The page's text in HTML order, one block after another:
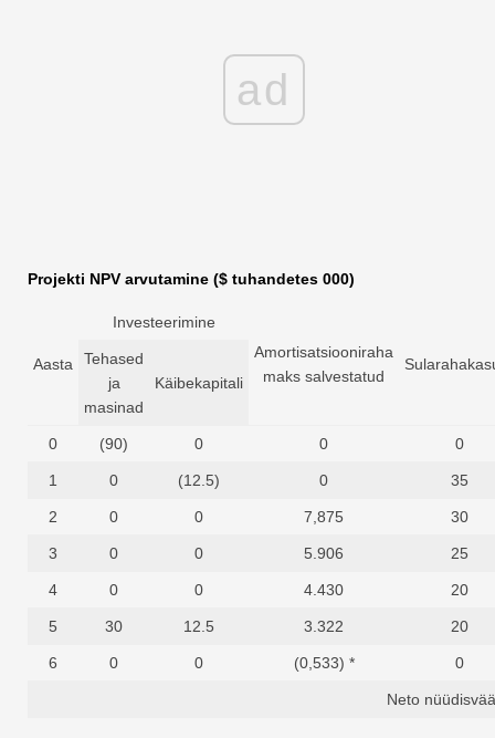
ad
Projekti NPV arvutamine ($ tuhandetes 000)
Aasta
Investeerimine
Amortisatsiooniraha
maks salvestatud
Tehased
ja
masinad
Käibekapitali
0 (90) 0 0 0
1 0 (12.5) 0 35
2 0 0 7,875 30
3 0 0 5.906 25
4 0 0 4.430 20
5 30 12.5 3.322 20
6 0 0 (0,533) * 0
Neto